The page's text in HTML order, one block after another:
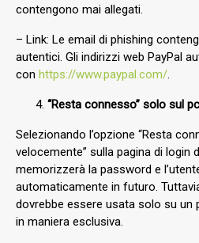
contengono mai allegati.
– Link: Le email di phishing
autentici. Gli indirizzi web PayPal
con https://www.paypal.com/.
“Resta connesso” solo sul
Selezionando l’opzione “Resta
velocemente” sulla pagina di login
memorizzerà la password e
automaticamente in futuro.
dovrebbe essere usata solo su un
in maniera esclusiva.